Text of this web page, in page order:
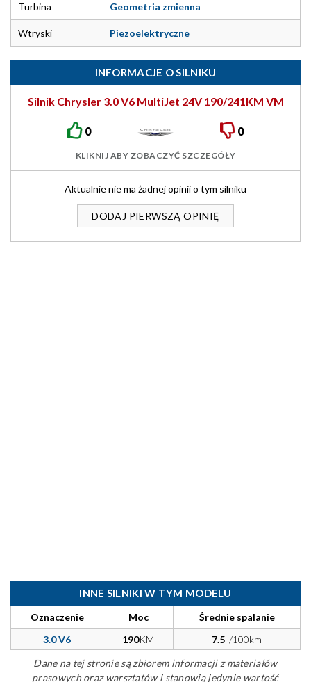
Turbina Geometria zmienna
Wtryski Piezoelektryczne
INFORMACJE O SILNIKU
Silnik Chrysler 3.0 V6 MultiJet 24V 190/241KM VM
0
0
KLIKNIJ ABY ZOBACZYĆ SZCZEGÓŁY
Aktualnie nie ma żadnej opinii o tym silniku
DODAJ PIERWSZĄ OPINIĘ
INNE SILNIKI W TYM MODELU
Oznaczenie Moc
Średnie spalanie
3.0 V6
190KM 7.5 l/100km
Dane na tej stronie są zbiorem informacji z materiałów
prasowych oraz warsztatów i stanowią jedynie wartość